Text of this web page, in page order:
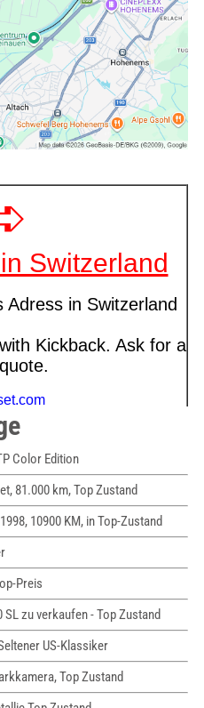
Color Edition
81.000 km, Top Zustand
10900 KM, in Top-Zustand
Preis
zu verkaufen - Top Zustand
US-Klassiker
Top Zustand